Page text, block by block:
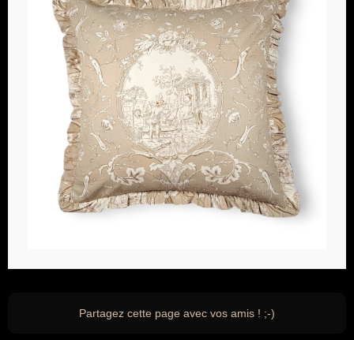
Partagez cette page avec vos amis ! ;-)